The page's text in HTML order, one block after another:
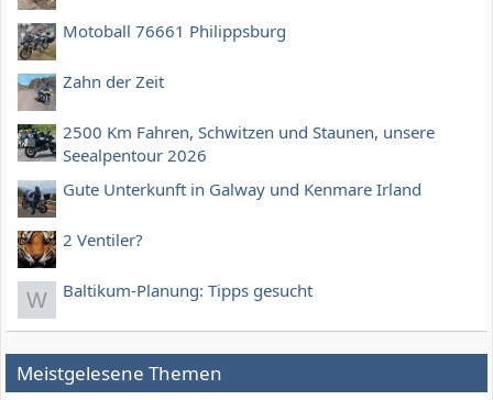
Motoball 76661 Philippsburg
Zahn der Zeit
2500 Km Fahren, Schwitzen und Staunen, unsere
Seealpentour 2026
Gute Unterkunft in Galway und Kenmare Irland
2 Ventiler?
W Baltikum-Planung: Tipps gesucht
Meistgelesene Themen